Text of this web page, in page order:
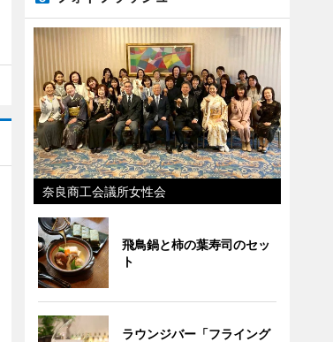
奈良商工会議所女性会
飛鳥鍋と柿の葉寿司のセッ
ト
ラウンジバー「フライング